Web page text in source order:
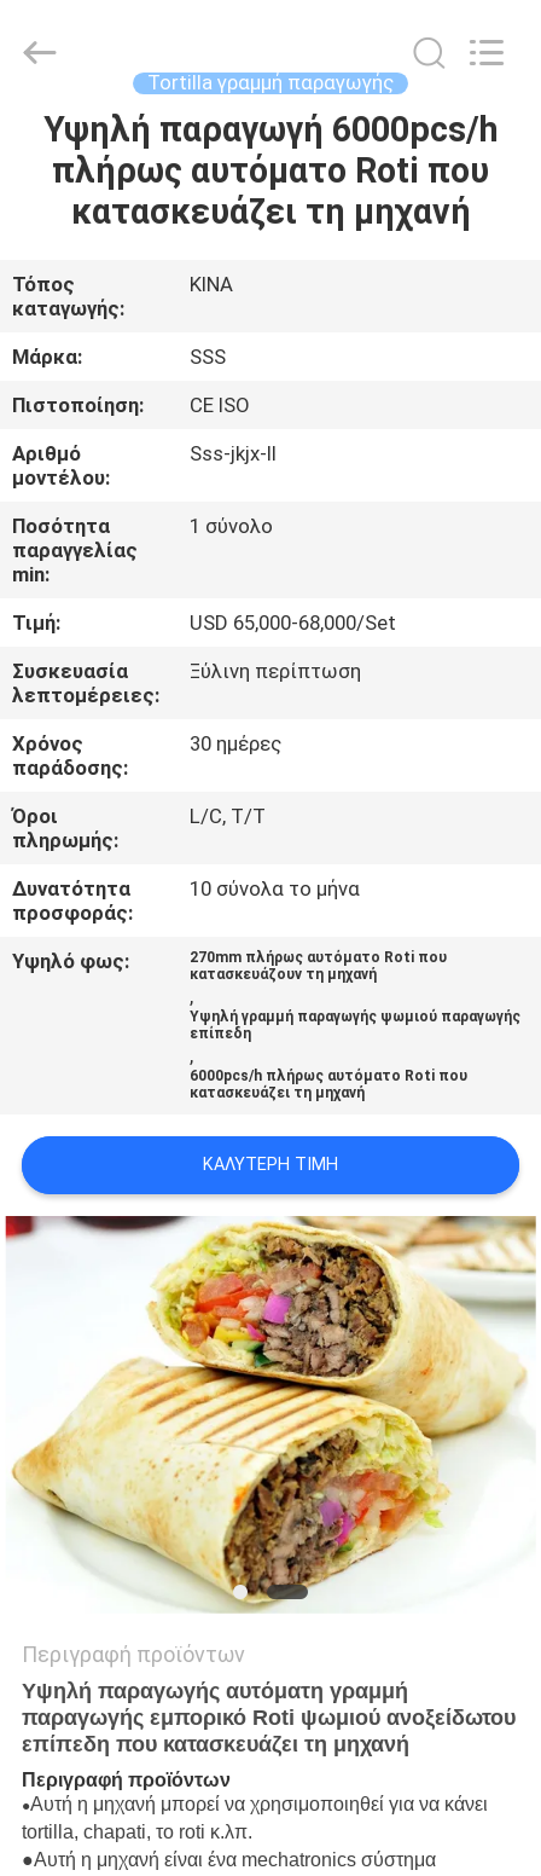
ΣΠΊΤΙ
ΠΡΟΪΌΝΤΑ
ΒΊΝΤΕΟ
ΣΧΕΤΙΚΆ
ΜΕ
ΕΜΆΣ
ΕΠΙΣΚΕΨΉ
ΕΡΓΟΣΤΑΣΊΟΥ
ΈΛΕΓΧΟΣ
ΠΟΙΌΤΗΤΑΣ
ΕΠΙΚΟΙΝΩΝΉΣΤΕ
ΜΑΖΊ
ΜΑΣ
ΖΗΤΉΣΤΕ
ΜΙΑ
PRIVACY
POLICY
Technology
Reserved.
Tortilla γραμμή παραγωγής
Υψηλή παραγωγή 6000pcs/h
πλήρως αυτόματο Roti που
κατασκευάζει τη μηχανή
Τόπος
καταγωγής:
ΚΙΝΑ
Μάρκα:
SSS
Πιστοποίηση:
CE ISO
Αριθμό
μοντέλου:
Sss-jkjx-ΙΙ
Ποσότητα
παραγγελίας
min:
1 σύνολο
Τιμή:
USD 65,000-68,000/Set
Συσκευασία
λεπτομέρειες:
Ξύλινη περίπτωση
Χρόνος
παράδοσης:
30 ημέρες
Όροι
πληρωμής:
L/C, T/T
Δυνατότητα
προσφοράς:
10 σύνολα το μήνα
Υψηλό φως:
270mm πλήρως αυτόματο Roti που
κατασκευάζουν τη μηχανή
,
Υψηλή γραμμή παραγωγής ψωμιού παραγωγής
επίπεδη
,
6000pcs/h πλήρως αυτόματο Roti που
κατασκευάζει τη μηχανή
ΚΑΛΎΤΕΡΗ ΤΙΜΉ
Περιγραφή προϊόντων
Υψηλή παραγωγής αυτόματη γραμμή
παραγωγής εμπορικό Roti ψωμιού ανοξείδωτου
επίπεδη που κατασκευάζει τη μηχανή
Περιγραφή προϊόντων
●Αυτή η μηχανή μπορεί να χρησιμοποιηθεί για να κάνει
tortilla, chapati, το roti κ.λπ.
●Αυτή η μηχανή είναι ένα mechatronics σύστημα